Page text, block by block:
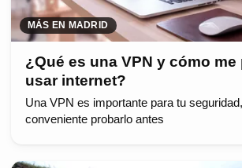
MÁS EN MADRID
¿Qué es una VPN y cómo me
usar internet?
Una VPN es importante para tu
conveniente probarlo antes